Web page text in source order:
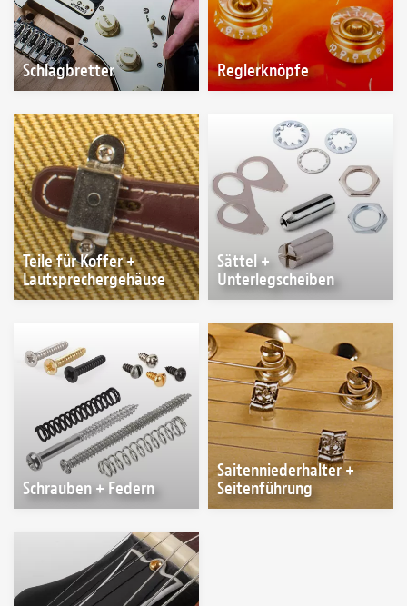
Schlagbretter Reglerknöpfe
Teile für Koffer +
Lautsprechergehäuse
Sättel +
Unterlegscheiben
Schrauben + Federn
Saitenniederhalter +
Seitenführung